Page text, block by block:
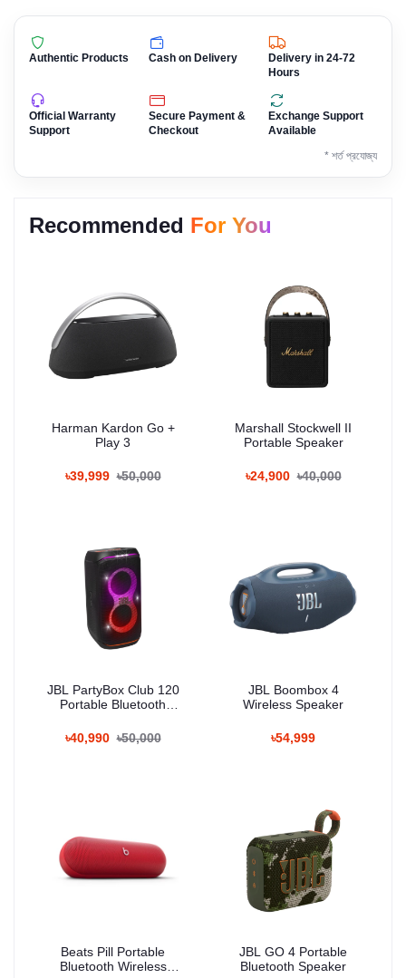
Authentic Products Cash on Delivery
Delivery in 24-72
Hours
Official Warranty
Support
Secure Payment &
Checkout
Exchange Support
Available
* শর্ত প্রযোজ্য
Recommended For You
Harman Kardon Go +
Play 3
৳39,999 ৳50,000
Marshall Stockwell II
Portable Speaker
৳24,900 ৳40,000
JBL PartyBox Club 120
Portable Bluetooth
৳40,990 ৳50,000
JBL Boombox 4
Wireless Speaker
৳54,999
Beats Pill Portable
Bluetooth Wireless
JBL GO 4 Portable
Bluetooth Speaker